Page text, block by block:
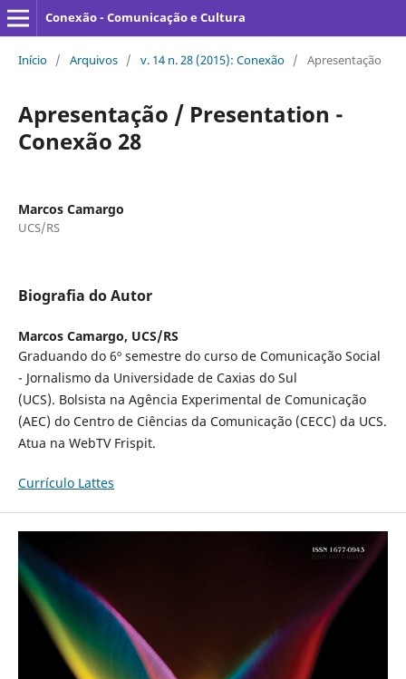
Conexão - Comunicação e Cultura
Início / Arquivos / v. 14 n. 28 (2015): Conexão / Apresentação
Apresentação / Presentation -
Conexão 28
Marcos Camargo
UCS/RS
Biografia do Autor
Marcos Camargo, UCS/RS
Graduando do 6º semestre do curso de Comunicação Social
- Jornalismo da Universidade de Caxias do Sul
(UCS). Bolsista na Agência Experimental de Comunicação
(AEC) do Centro de Ciências da Comunicação (CECC) da UCS.
Atua na WebTV Frispit.
Currículo Lattes